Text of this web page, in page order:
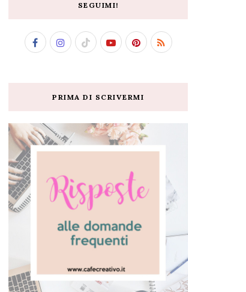
SEGUIMI!
PRIMA DI SCRIVERMI